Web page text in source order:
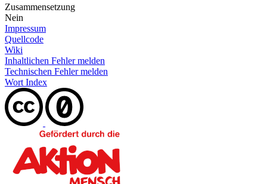
Zusammensetzung
Nein
Impressum
Quellcode
Wiki
Inhaltlichen Fehler melden
Technischen Fehler melden
Wort Index